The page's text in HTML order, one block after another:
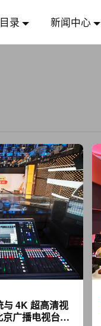
录 新闻中心
4K 超高清视
广播电视台